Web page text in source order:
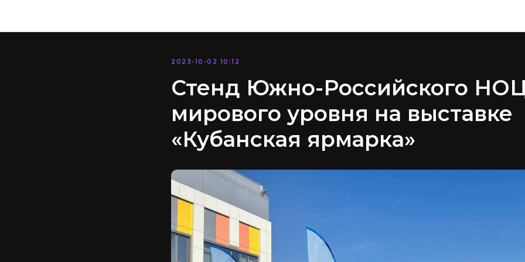
2023-10-02 10:12
Стенд Южно-Российского
мирового уровня на выставке
«Кубанская ярмарка»